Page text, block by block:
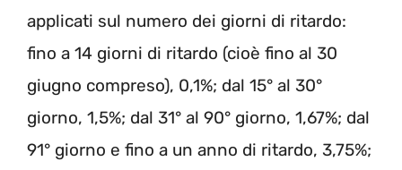
applicati sul numero dei giorni di ritardo:
fino a 14 giorni di ritardo (cioè fino al 30
giugno compreso), 0,1%; dal 15° al 30°
giorno, 1,5%; dal 31° al 90° giorno, 1,67%; dal
91° giorno e fino a un anno di ritardo, 3,75%;